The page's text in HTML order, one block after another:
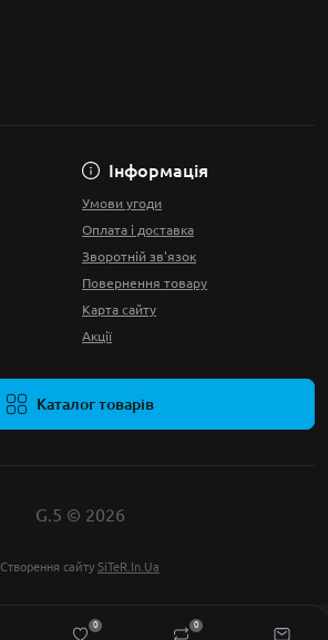
0 0
Інформація
Умови угоди
Оплата і доставка
Зворотній зв'язок
Повернення товару
Карта сайту
Акції
Каталог товарів
G.5 © 2026
Створення сайту SiTeR.In.Ua